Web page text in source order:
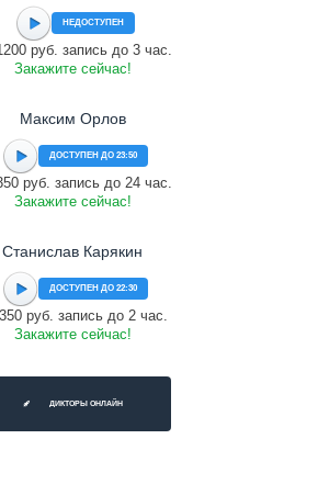
НЕДОСТУПЕН
руб. запись до 3 час.
Закажите сейчас!
Максим Орлов
ДОСТУПЕН ДО 23:50
руб. запись до 24 час.
Закажите сейчас!
Станислав Карякин
ДОСТУПЕН ДО 22:30
руб. запись до 2 час.
Закажите сейчас!
ДИКТОРЫ ОНЛАЙН